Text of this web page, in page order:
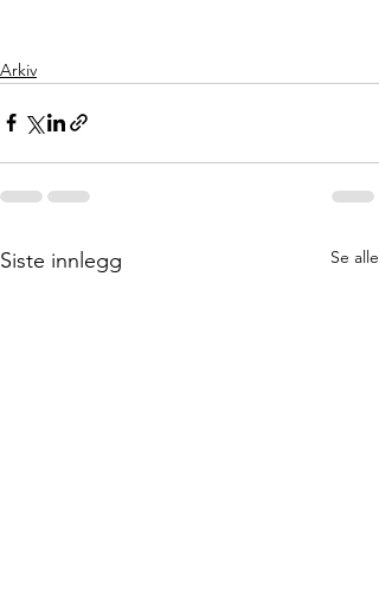
Arkiv
Siste innlegg Se alle